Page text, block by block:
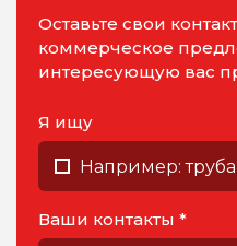
Оставьте свои
коммерческое
интересующую вас
Я ищу
Ваши контакты *